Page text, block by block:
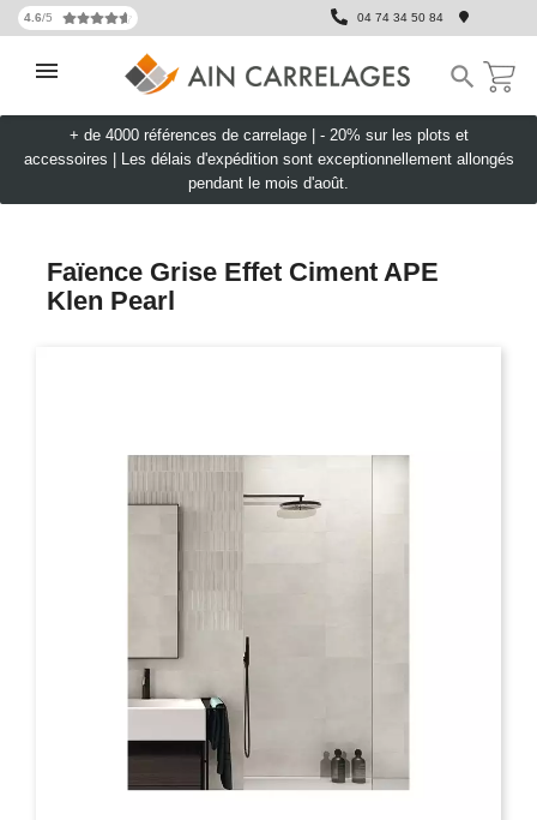
4.6/5 04 74 34 50 84

+ de 4000 références de carrelage | - 20% sur les plots et
accessoires
Les délais d'expédition sont exceptionnellement allongés
pendant le mois d'août.
Faïence Grise Effet Ciment APE
Klen Pearl